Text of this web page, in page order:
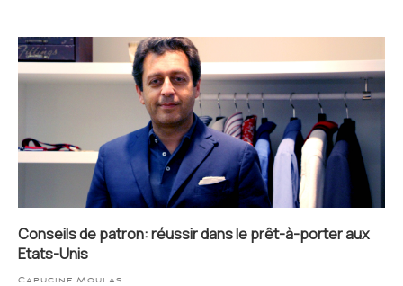
Conseils de patron: réussir dans le prêt-à-porter aux
Etats-Unis
Capucine Moulas